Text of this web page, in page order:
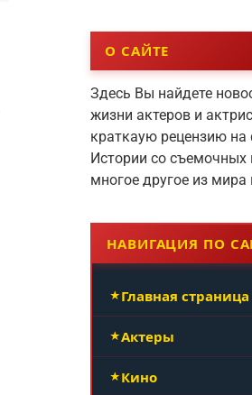
О САЙТЕ
Здесь Вы найдете
жизни актеров и
краткаую рецензию
Истории со
многое другое из мира
НАВИГАЦИЯ ПО
Главная страница
Актеры
Кино